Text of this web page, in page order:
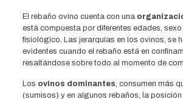
El rebaño ovino cuenta con una
está compuesta por diferentes edades,
fisiológico. Las jerarquías en los ovinos, se
evidentes cuando el rebaño está en
resaltándose sobre todo al momento de
Los ovinos dominantes, consumen más
(sumisos) y en algunos rebaños, la posición